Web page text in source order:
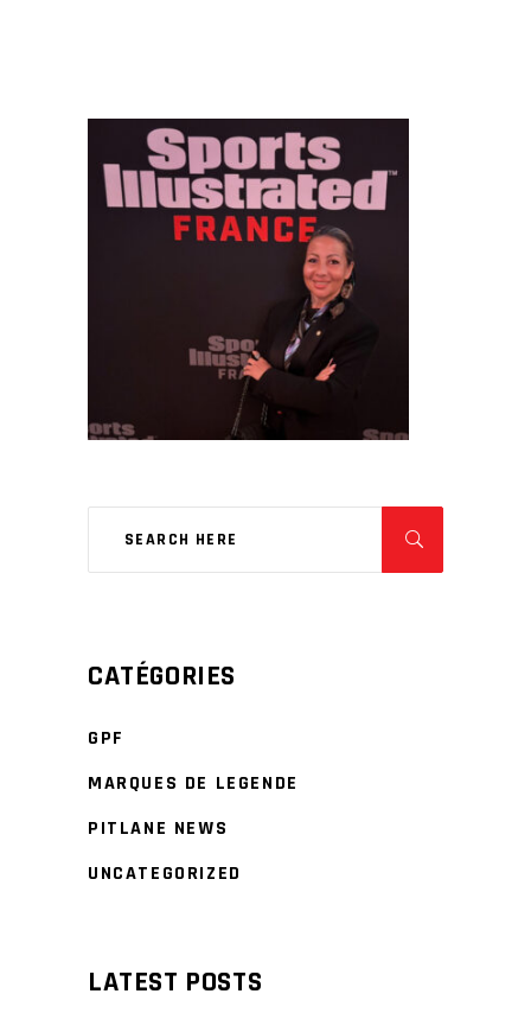
CATÉGORIES
GPF
MARQUES DE LEGENDE
PITLANE NEWS
UNCATEGORIZED
LATEST POSTS